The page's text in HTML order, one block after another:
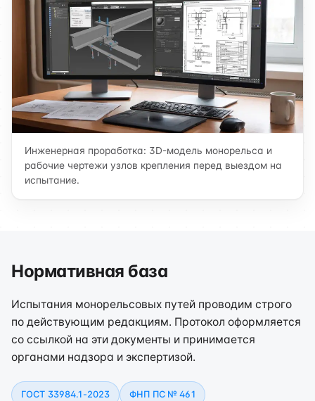
Инженерная проработка: 3D-модель монорельса и
рабочие чертежи узлов крепления перед выездом на
испытание.
Нормативная база
Испытания монорельсовых путей проводим строго
по действующим редакциям. Протокол оформляется
со ссылкой на эти документы и принимается
органами надзора и экспертизой.
ГОСТ 33984.1-2023 ФНП ПС № 461